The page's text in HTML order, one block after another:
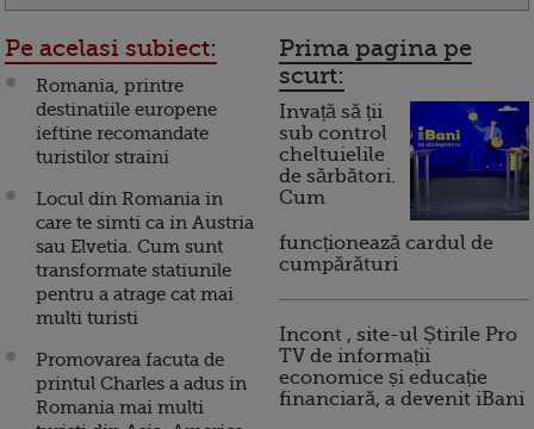
Pe acelasi subiect:
Romania, printre
destinatiile europene
ieftine recomandate
turistilor straini
Locul din Romania in
care te simti ca in Austria
sau Elvetia. Cum sunt
transformate statiunile
pentru a atrage cat mai
multi turisti
Promovarea facuta de
printul Charles a adus in
Romania mai multi
Prima pagina pe
scurt:
Invață să ții
sub control
cheltuielile
de sărbători.
Cum
funcționează cardul de
cumpărături
Incont , site-ul Știrile Pro
TV de informații
economice și educație
financiară, a devenit iBani